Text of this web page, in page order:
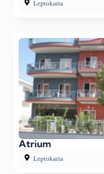
Leptokaria
Atrium
Leptokaria